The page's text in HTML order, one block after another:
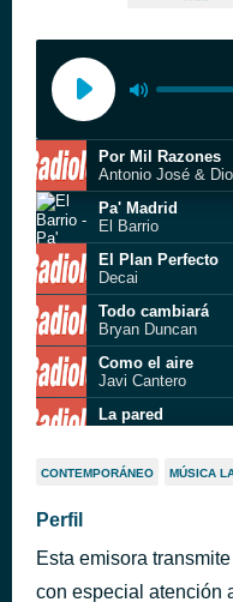
Por Mil Razones
Antonio José &
Pa' Madrid
El Barrio
El Plan Perfecto
Decai
Todo cambiará
Bryan Duncan
Como el aire
Javi Cantero
La pared
Ya No Somos
Sobreviviré
Pilar Valero
CONTEMPORÁNEO MÚSICA
Perfil
Esta emisora
con especial atención